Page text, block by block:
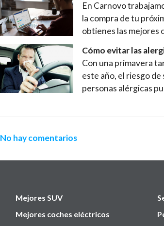
En Carnovo
la compra de tu
obtienes las
Cómo evitar las
Con una primavera
este año, el riesgo de
personas alérgicas
No hay comentarios
Mejores SUV
Mejores coches eléctricos